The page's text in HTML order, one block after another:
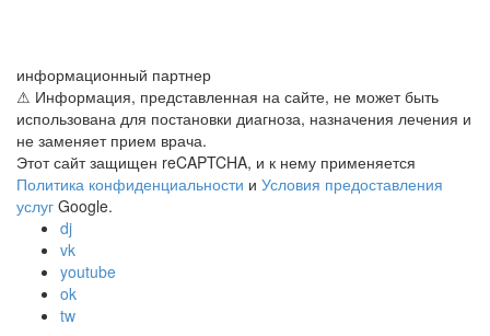
информационный партнер
⚠ Информация, представленная на сайте, не может быть
использована для постановки диагноза, назначения лечения и
не заменяет прием врача.
Этот сайт защищен reCAPTCHA, и к нему применяется
Политика конфиденциальности и Условия предоставления
услуг Google.
dj
vk
youtube
ok
tw